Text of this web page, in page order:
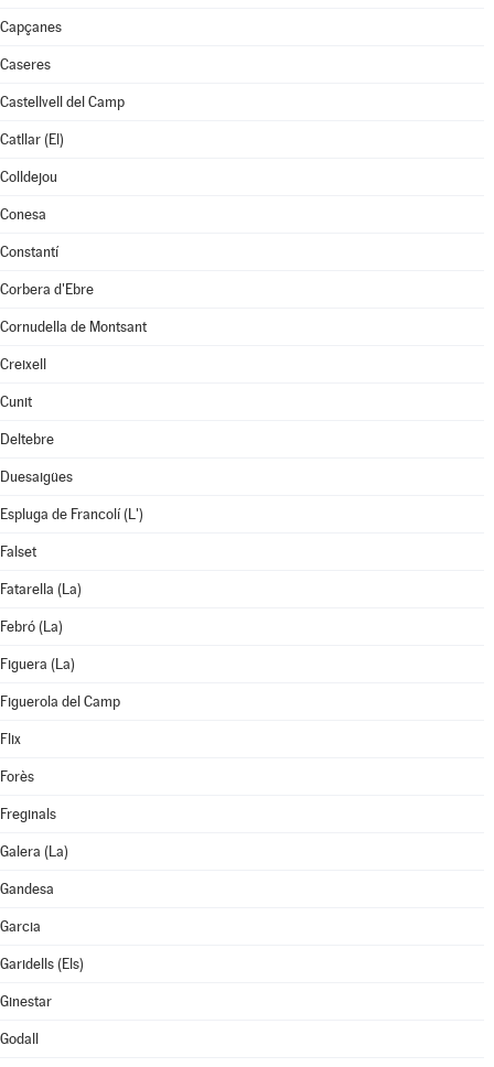
Capçanes
Caseres
Castellvell del Camp
Catllar (El)
Colldejou
Conesa
Constantí
Corbera d'Ebre
Cornudella de Montsant
Creixell
Cunit
Deltebre
Duesaigües
Espluga de Francolí (L')
Falset
Fatarella (La)
Febró (La)
Figuera (La)
Figuerola del Camp
Flix
Forès
Freginals
Galera (La)
Gandesa
Garcia
Garidells (Els)
Ginestar
Godall